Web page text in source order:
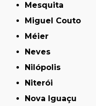
Mesquita
Miguel Couto
Méier
Neves
Nilópolis
Niterói
Nova Iguaçu